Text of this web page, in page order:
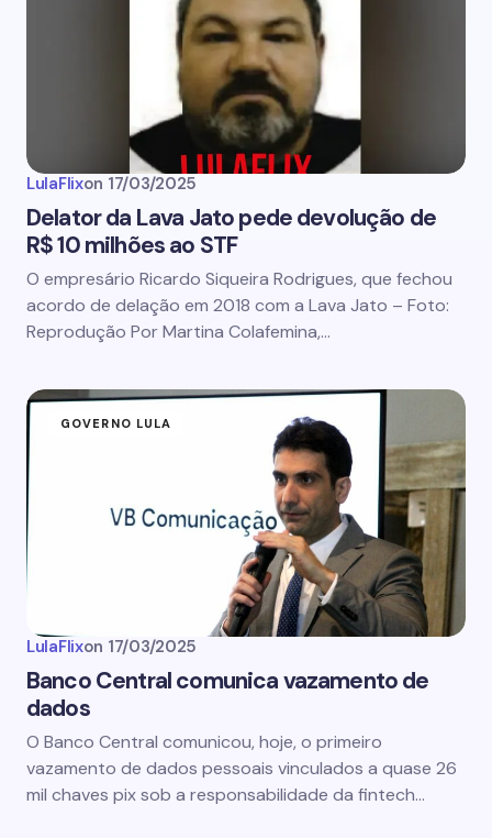
LulaFlixon 17/03/2025
Delator da Lava Jato pede devolução de
R$ 10 milhões ao STF
O empresário Ricardo Siqueira Rodrigues, que fechou
acordo de delação em 2018 com a Lava Jato – Foto:
Reprodução Por Martina Colafemina,…
GOVERNO LULA
LulaFlixon 17/03/2025
Banco Central comunica vazamento de
dados
O Banco Central comunicou, hoje, o primeiro
vazamento de dados pessoais vinculados a quase 26
mil chaves pix sob a responsabilidade da fintech…